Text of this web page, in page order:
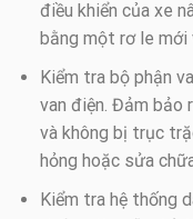
điều khiển của xe
bằng một rơ le mới
Kiểm tra bộ phận
van điện. Đảm bảo
và không bị trục
hỏng hoặc sửa
Kiểm tra hệ thống